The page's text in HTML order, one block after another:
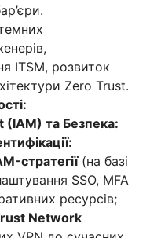
ITSM, розвиток
Zero Trust.
(IAM) та Безпека:
стратегії(на базі
SSO, MFA
ресурсів;
Network